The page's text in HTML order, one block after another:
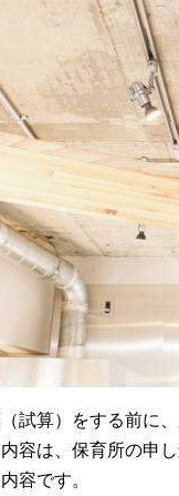
試算）をする前に
容は、保育所の申
容です。